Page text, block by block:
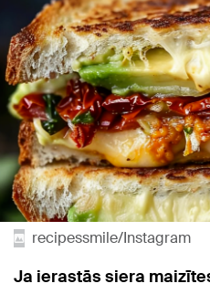
recipessmile/Instagram
Ja ierastās siera